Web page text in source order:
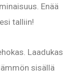
Enää
talliin!
Laadukas
sisällä